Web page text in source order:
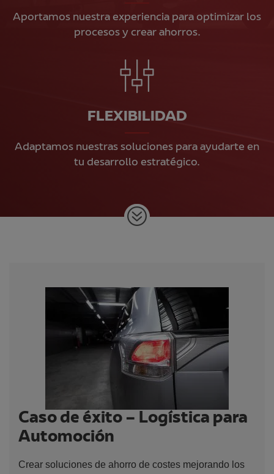
Aportamos nuestra experiencia para optimizar los
procesos y crear ahorros.
FLEXIBILIDAD
Adaptamos nuestras soluciones para ayudarte en
tu desarrollo estratégico.
Caso de éxito – Logística para
Automoción
Crear soluciones de ahorro de costes mejorando los